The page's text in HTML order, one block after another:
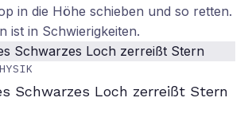
in die Höhe schieben und so retten.
ist in Schwierigkeiten.
Schwarzes Loch zerreißt Stern